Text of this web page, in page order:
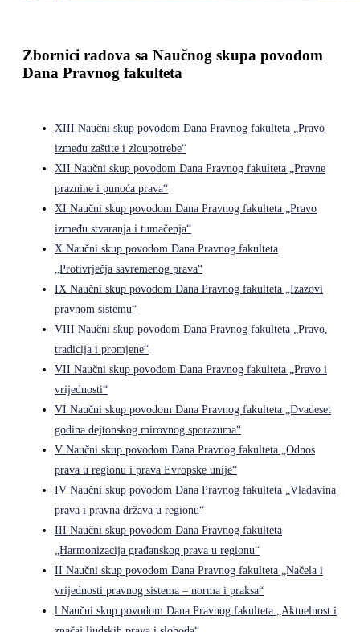
Zbornici radova sa Naučnog skupa povodom
Dana Pravnog fakulteta
XIII Naučni skup povodom Dana Pravnog fakulteta „Pravo
između zaštite i zloupotrebe“
XII Naučni skup povodom Dana Pravnog fakulteta „Pravne
praznine i punoća prava“
XI Naučni skup povodom Dana Pravnog fakulteta „Pravo
između stvaranja i tumačenja“
X Naučni skup povodom Dana Pravnog fakulteta
„Protivrječja savremenog prava“
IX Naučni skup povodom Dana Pravnog fakulteta „Izazovi
pravnom sistemu“
VIII Naučni skup povodom Dana Pravnog fakulteta „Pravo,
tradicija i promjene“
VII Naučni skup povodom Dana Pravnog fakulteta „Pravo i
vrijednosti“
VI Naučni skup povodom Dana Pravnog fakulteta „Dvadeset
godina dejtonskog mirovnog sporazuma“
V Naučni skup povodom Dana Pravnog fakulteta „Odnos
prava u regionu i prava Evropske unije“
IV Naučni skup povodom Dana Pravnog fakulteta „Vladavina
prava i pravna država u regionu“
III Naučni skup povodom Dana Pravnog fakulteta
„Harmonizacija građanskog prava u regionu“
II Naučni skup povodom Dana Pravnog fakulteta „Načela i
vrijednosti pravnog sistema – norma i praksa“
l Naučni skup povodom Dana Pravnog fakulteta „Aktuelnost i